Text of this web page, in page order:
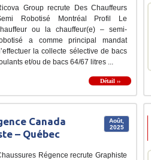
Group recrute Des Chauffeurs
Robotisé Montréal Profil Le
ou la chauffeur(e) – semi-
a comme principal mandat
la collecte sélective de bacs
et/ou de bacs 64/67 litres ...
Détail ››
Août,
2025
Canada
– Québec
Régence recrute Graphiste